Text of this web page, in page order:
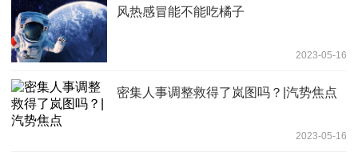
风热感冒能不能吃橘子
2023-05-16
密集人事调整救得了岚图吗？|汽势焦点
2023-05-16